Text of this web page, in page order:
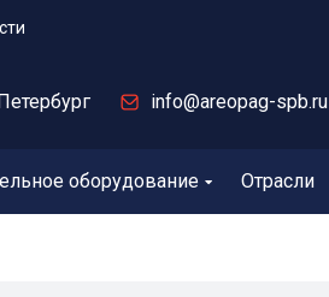
info@areopag-spb.ru
оборудование Отрасли